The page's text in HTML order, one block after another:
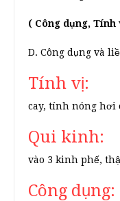
( Công dụng,
D. Công dụng và
Tính vị:
cay, tính nóng hơi
Qui kinh:
vào 3 kinh phế,
Công dụng: